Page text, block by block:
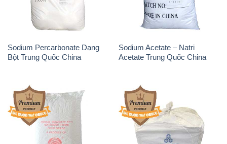
Sodium Percarbonate Dạng
Bột Trung Quốc China
Sodium Acetate – Natri
Acetate Trung Quốc China